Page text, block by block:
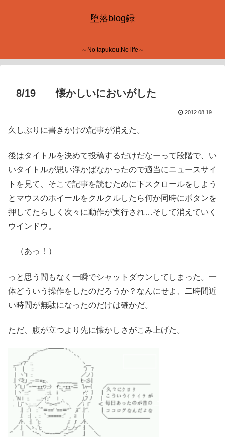
堕落blog録
～No tapukou,No life～
8/19 懐かしいにおいがした
2012.08.19
久しぶりに書きかけの記事が消えた。
後はタイトルを決めて投稿するだけだなーって段階で、い
いタイトルが思い浮かばなかったので適当にニュースサイ
トを見て、そこで記事を読むために下スクロールをしよう
とマウスのホイールをクルクルしたら何か同時にボタンを
押してたらしく次々に動作が実行され…そして消えていく
ウインドウ。
（あっ！）
っと思う間もなく一瞬でシャットダウンしてしまった。一
体どういう操作をしたのだろうか？なんにせよ、二時間近
い時間が無駄になったのだけは確かだ。
ただ、腹が立つより先に懐かしさがこみ上げた。